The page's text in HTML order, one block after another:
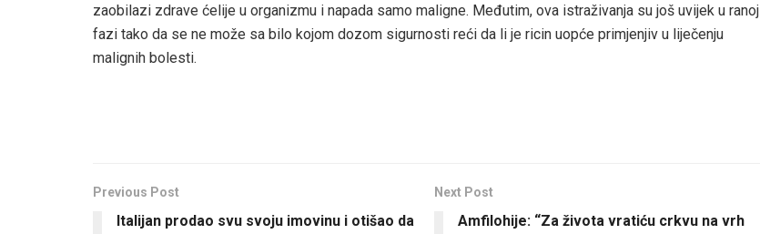
zaobilazi zdrave ćelije u organizmu i napada samo maligne. Međutim, ova istraživanja su još uvijek u ranoj
fazi tako da se ne može sa bilo kojom dozom sigurnosti reći da li je ricin uopće primjenjiv u liječenju
malignih bolesti.
Previous Post
Italijan prodao svu svoju imovinu i otišao da
Next Post
Amfilohije: “Za života vratiću crkvu na vrh